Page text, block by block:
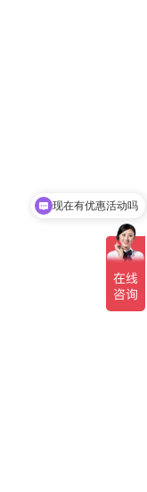
可以介绍下你们的产品么